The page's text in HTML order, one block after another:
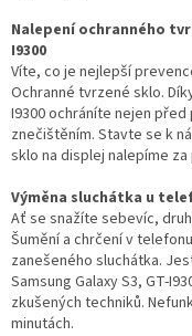
Nalepení ochranného
I9300
Víte, co je nejlepší
Ochranné tvrzené sklo.
I9300 ochráníte nejen
znečištěním. Stavte se k
sklo na displej nalepíme za
Výměna sluchátka u
Ať se snažíte sebevíc,
Šumění a chrčení v
zanešeného sluchátka.
Samsung Galaxy S3, GT-
zkušených techniků.
minutách.